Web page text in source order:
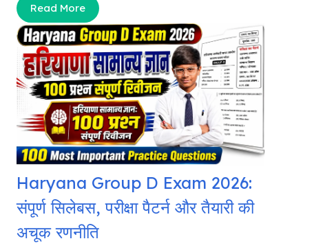
Read More
Haryana Group D Exam 2026:
संपूर्ण सिलेबस, परीक्षा पैटर्न और तैयारी की
अचूक रणनीति